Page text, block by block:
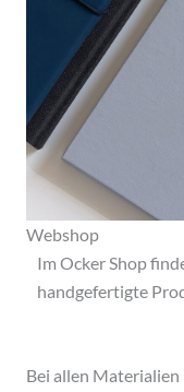
Webshop
Im Ocker Shop
handgefertigte
Bei allen